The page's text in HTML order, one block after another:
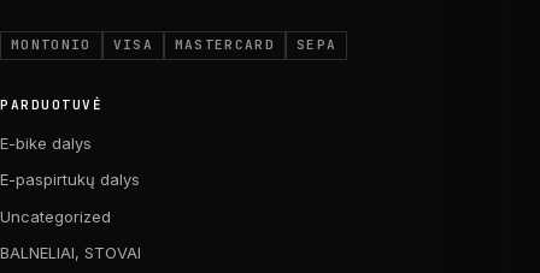
MONTONIO VISA MASTERCARD SEPA
PARDUOTUVĖ
E-bike dalys
E-paspirtukų dalys
Uncategorized
BALNELIAI, STOVAI